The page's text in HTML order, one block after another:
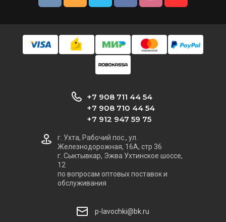
+7 908 711 44 54
+7 908 710 44 54
+7 912 947 59 75
г. Ухта, Рабочий пос., ул.
Железнодорожная, 16А, стр 36
г. Сыктывкар, Эжва Ухтинское шоссе,
12
по вопросам оптовых поставок и
обслуживания
p-lavochki@bk.ru